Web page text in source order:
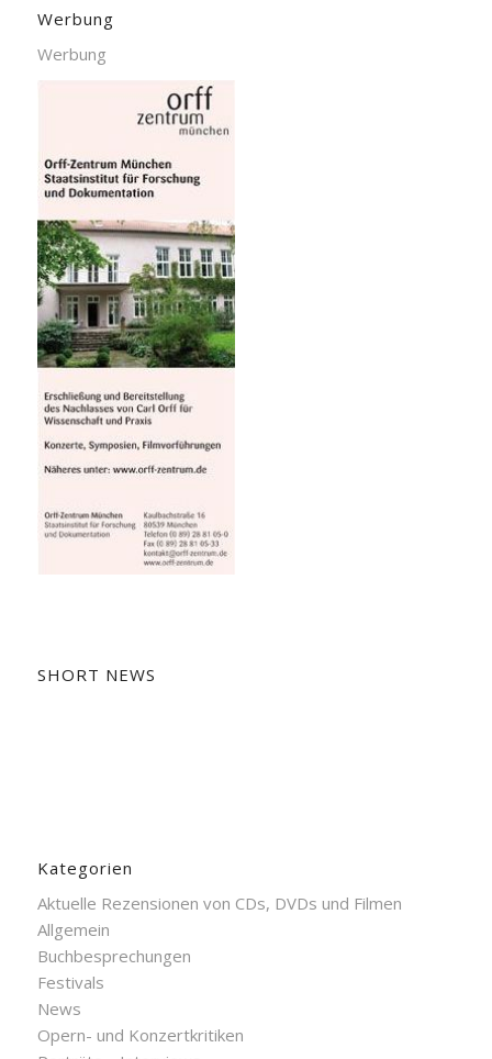
Werbung
Werbung
SHORT NEWS
Kategorien
Aktuelle Rezensionen von CDs, DVDs und Filmen
Allgemein
Buchbesprechungen
Festivals
News
Opern- und Konzertkritiken